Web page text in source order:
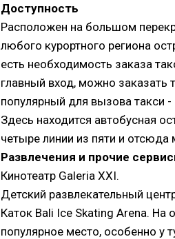
Доступность
Расположен на большом
любого курортного региона
есть необходимость заказа
главный вход, можно
популярный для вызова такси
Здесь находится автобусная
четыре линии из пяти и
Развлечения и прочие
Кинотеатр Galeria ХХI.
Детский развлекательный
Каток Bali Ice Skating Arena. На
популярное место, особенно у